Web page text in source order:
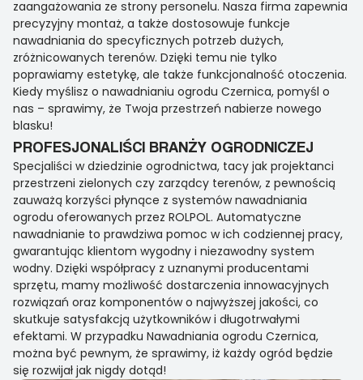
zaangażowania ze strony personelu. Nasza firma zapewnia
precyzyjny montaż, a także dostosowuje funkcje
nawadniania do specyficznych potrzeb dużych,
zróżnicowanych terenów. Dzięki temu nie tylko
poprawiamy estetykę, ale także funkcjonalność otoczenia.
Kiedy myślisz o nawadnianiu ogrodu Czernica, pomyśl o
nas – sprawimy, że Twoja przestrzeń nabierze nowego
blasku!
PROFESJONALIŚCI BRANŻY OGRODNICZEJ
Specjaliści w dziedzinie ogrodnictwa, tacy jak projektanci
przestrzeni zielonych czy zarządcy terenów, z pewnością
zauważą korzyści płynące z systemów nawadniania
ogrodu oferowanych przez ROLPOL. Automatyczne
nawadnianie to prawdziwa pomoc w ich codziennej pracy,
gwarantując klientom wygodny i niezawodny system
wodny. Dzięki współpracy z uznanymi producentami
sprzętu, mamy możliwość dostarczenia innowacyjnych
rozwiązań oraz komponentów o najwyższej jakości, co
skutkuje satysfakcją użytkowników i długotrwałymi
efektami. W przypadku Nawadniania ogrodu Czernica,
można być pewnym, że sprawimy, iż każdy ogród będzie
się rozwijał jak nigdy dotąd!